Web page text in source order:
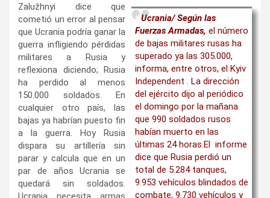
Ucrania/ Según las
Fuerzas Armadas, el número
de bajas militares rusas ha
superado ya las 305.000,
informa, entre otros, el Kyiv
Independent . La dirección
del ejército dijo al periódico
el domingo por la mañana
que 990 soldados rusos
habían muerto en las
últimas 24 horas.El informe
dice que Rusia perdió un
total de 5.284 tanques,
9.953 vehículos blindados de
combate, 9.730 vehículos y
Zalužhnyi dice que
cometió un error al pensar
que Ucrania podría ganar la
guerra infligiendo pérdidas
militares a Rusia y
reflexiona diciendo; Rusia
ha perdido al menos
150.000 soldados. En
cualquier otro país, las
bajas ya habrían puesto fin
a la guerra. Hoy Rusia
dispara su artillería sin
parar y calcula que en un
par de años Ucrania se
quedará sin soldados.